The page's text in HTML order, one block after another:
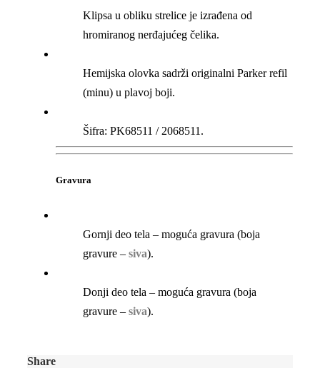
Klipsa u obliku strelice je izrađena od
hromiranog nerđajućeg čelika.
Hemijska olovka sadrži originalni Parker refil
(minu) u plavoj boji.
Šifra: PK68511 / 2068511.
Gravura
Gornji deo tela – moguća gravura (boja
gravure –siva).
Donji deo tela – moguća gravura (boja
gravure –siva).
Share